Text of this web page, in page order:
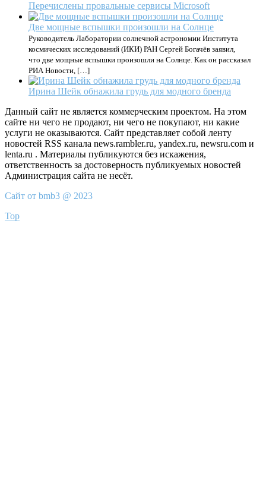
Перечислены провальные сервисы Microsoft
Две мощные вспышки произошли на Солнце
Руководитель Лаборатории солнечной астрономии Института
космических исследований (ИКИ) РАН Сергей Богачёв заявил,
что две мощные вспышки произошли на Солнце. Как он рассказал
РИА Новости, […]
Ирина Шейк обнажила грудь для модного бренда
Данный сайт не является коммерческим проектом. На этом
сайте ни чего не продают, ни чего не покупают, ни какие
услуги не оказываются. Сайт представляет собой ленту
новостей RSS канала news.rambler.ru, yandex.ru, newsru.com и
lenta.ru . Материалы публикуются без искажения,
ответственность за достоверность публикуемых новостей
Администрация сайта не несёт.
Сайт от bmb3 @ 2023
Top